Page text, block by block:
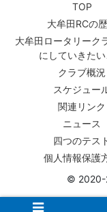
TOP
大牟田RCの
大牟田ロータリーク
にしていきたい
クラブ概況
スケジュー
関連リンク
ニュース
四つのテス
個人情報保護
© 2020-